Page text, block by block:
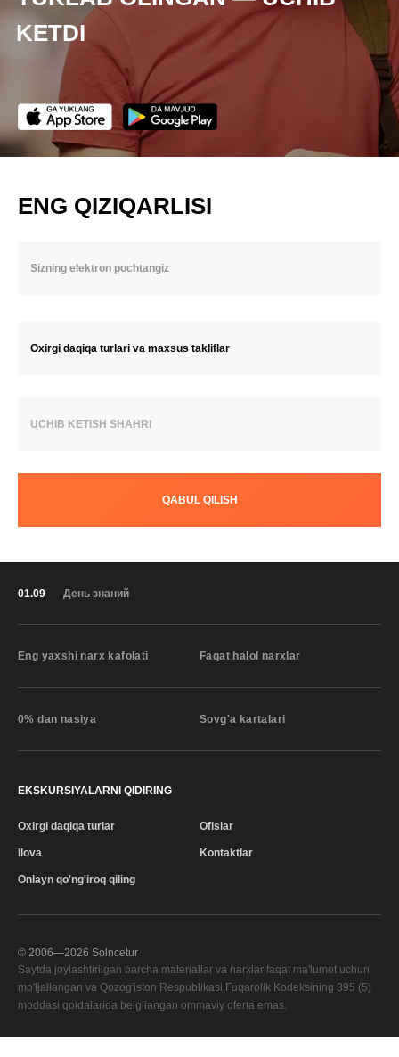
KETDI
ENG QIZIQARLISI
Oxirgi daqiqa turlari va maxsus takliflar
UCHIB KETISH SHAHRI
QABUL QILISH
01.09 День знаний
Eng yaxshi narx kafolati Faqat halol narxlar
0% dan nasiya Sovg'a kartalari
EKSKURSIYALARNI QIDIRING
Oxirgi daqiqa turlar
Ilova
Onlayn qo'ng'iroq qiling
Ofislar
Kontaktlar
© 2006—2026 Solncetur
Saytda joylashtirilgan barcha materiallar va narxlar faqat ma'lumot uchun
mo'ljallangan va Qozog'iston Respublikasi Fuqarolik Kodeksining 395 (5)
moddasi qoidalarida belgilangan ommaviy oferta emas.